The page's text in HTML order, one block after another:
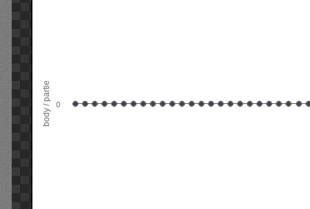
body / partie 0